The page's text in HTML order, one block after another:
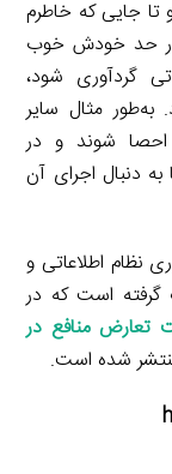
تا جایی که خاطرم
در حد خودش خوب
گردآوری شود،
به‌طور مثال سایر
شوند و در
دنبال اجرای آن
نظام اطلاعاتی و
تاریخ تیرماه ۱۳۹۹ صورت گرفته است که در
تعارض منافع در
شده است.